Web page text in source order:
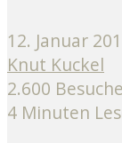
12. Januar
Knut Kuckel
2.600
4 Minuten